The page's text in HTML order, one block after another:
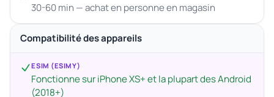
30-60 min — achat en personne en magasin
Compatibilité des appareils
ESIM (ESIMY)
Fonctionne sur iPhone XS+ et la plupart des Android
(2018+)